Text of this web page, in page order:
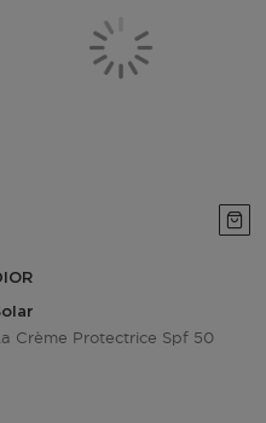
Crème Protectrice Spf 50